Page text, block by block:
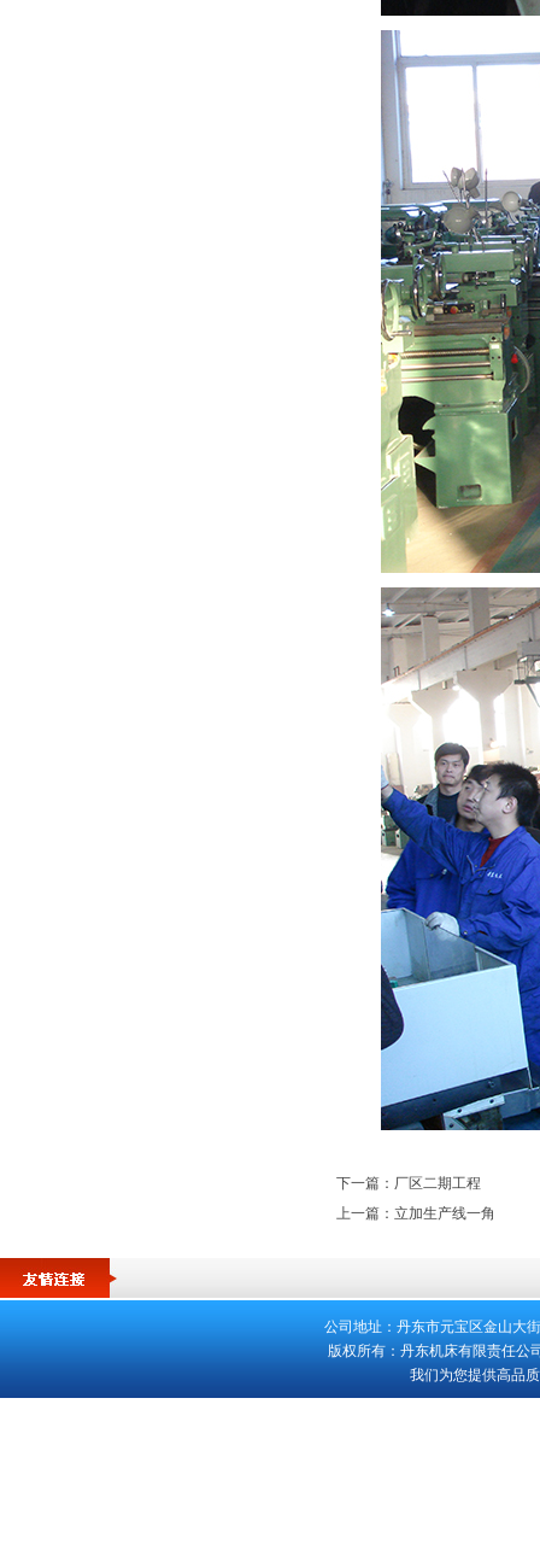
下一篇： 厂区二期工程
上一篇： 立加生产线一角
公司地址：丹东市元宝区金山大
版权所有：丹东机床有限责任
我们为您提供高品